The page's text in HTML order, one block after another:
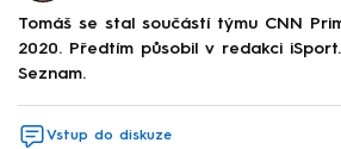
Tomáš se stal součástí týmu CNN
2020. Předtím působil v redakci
Seznam.
Vstup do diskuze